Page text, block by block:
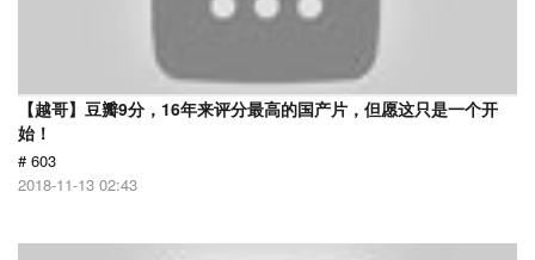
【越哥】豆瓣9分，16年来评分最高的国产片，但愿这只是一个开
始！
# 603
2018-11-13 02:43